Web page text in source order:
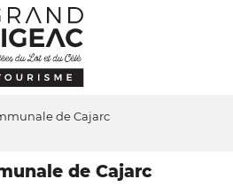
de Cajarc
de Cajarc